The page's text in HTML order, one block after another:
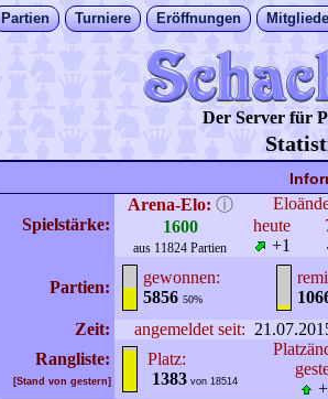
Partien Turniere Eröffnungen
Der Server für
Spielstärke:
Arena-Elo: ⓘ
1600
aus 11824 Partien
heute
+1
Partien:
gewonnen:
5856 50%
Zeit:
angemeldet seit:
Rangliste:
[Stand von gestern]
Platz:
1383 von 18514